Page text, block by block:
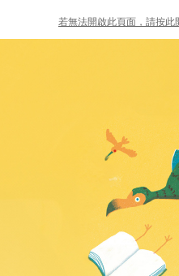
若無法開啟此頁面，請按此